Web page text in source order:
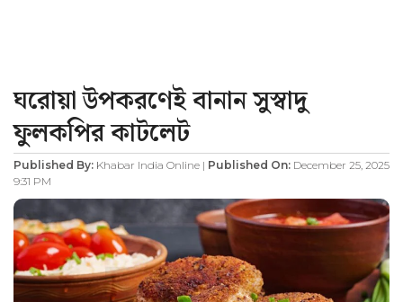
ঘরোয়া উপকরণেই বানান সুস্বাদু
ফুলকপির কাটলেট
Published By: Khabar India Online | Published On: December 25, 2025
9:31 PM